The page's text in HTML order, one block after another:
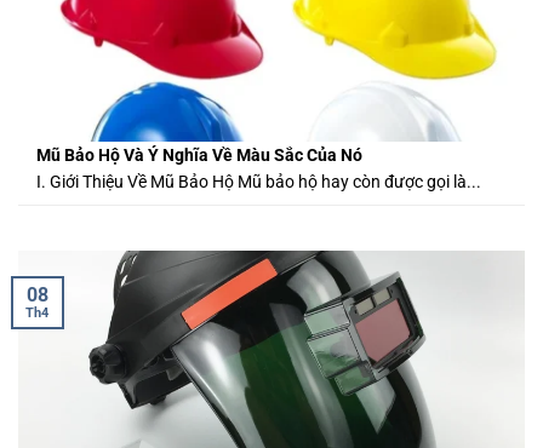
Mũ Bảo Hộ Và Ý Nghĩa Về Màu Sắc Của Nó
I. Giới Thiệu Về Mũ Bảo Hộ Mũ bảo hộ hay còn được gọi là...
08
Th4